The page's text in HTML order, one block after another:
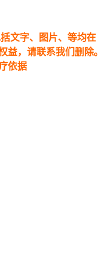
文字、图片、等均在
益，请联系我们删除。
依据